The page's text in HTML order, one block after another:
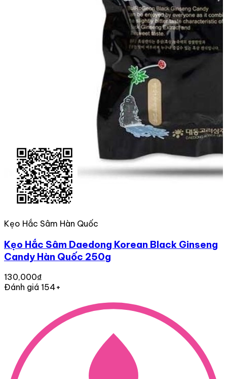
Kẹo Hắc Sâm Hàn Quốc
Kẹo Hắc Sâm Daedong Korean Black Ginseng
Candy Hàn Quốc 250g
130,000₫
Đánh giá 154+